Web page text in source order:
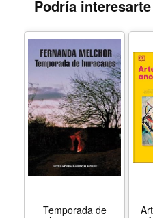
Podría interesarte
Temporada de